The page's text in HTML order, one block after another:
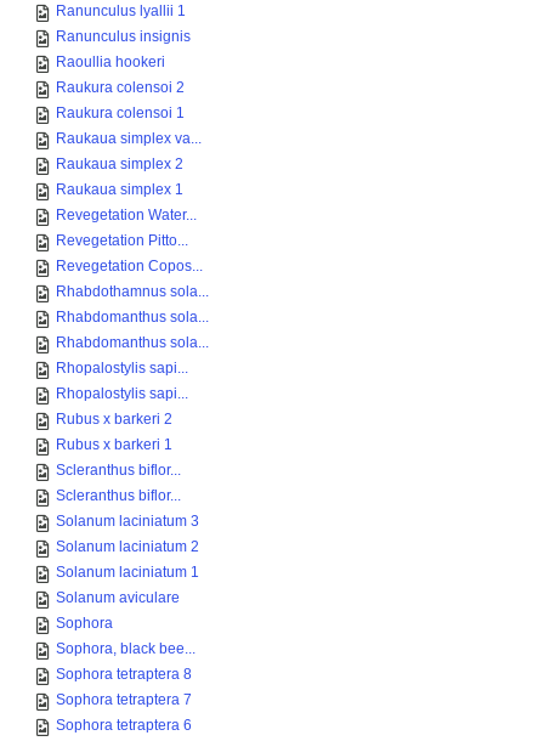
Ranunculus lyallii 1
Ranunculus insignis
Raoullia hookeri
Raukura colensoi 2
Raukura colensoi 1
Raukaua simplex va...
Raukaua simplex 2
Raukaua simplex 1
Revegetation Water...
Revegetation Pitto...
Revegetation Copos...
Rhabdothamnus sola...
Rhabdomanthus sola...
Rhabdomanthus sola...
Rhopalostylis sapi...
Rhopalostylis sapi...
Rubus x barkeri 2
Rubus x barkeri 1
Scleranthus biflor...
Scleranthus biflor...
Solanum laciniatum 3
Solanum laciniatum 2
Solanum laciniatum 1
Solanum aviculare
Sophora
Sophora, black bee...
Sophora tetraptera 8
Sophora tetraptera 7
Sophora tetraptera 6